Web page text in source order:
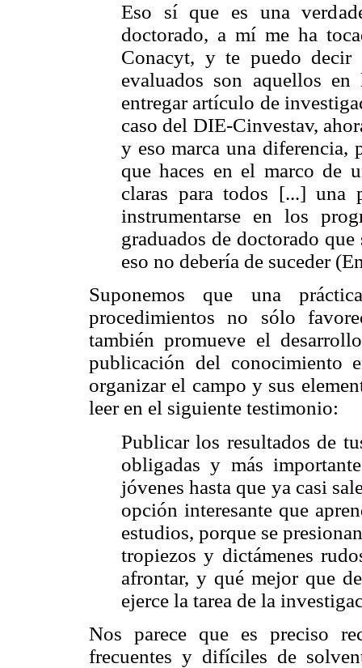
Eso sí que es una
doctorado, a mí me ha
Conacyt, y te puedo decir
evaluados son aquellos
entregar artículo de
caso del DIE-Cinvestav,
y eso marca una diferencia,
que haces en el marco de
claras para todos [...] una
instrumentarse en los
graduados de doctorado
eso no debería de suceder
Suponemos que una
procedimientos no sólo
también promueve el
publicación del conocimiento
organizar el campo y sus
leer en el siguiente testimonio:
Publicar los resultados de
obligadas y más
jóvenes hasta que ya casi
opción interesante que
estudios, porque se
tropiezos y dictámenes
afrontar, y qué mejor que
ejerce la tarea de la
Nos parece que es preciso
frecuentes y difíciles de